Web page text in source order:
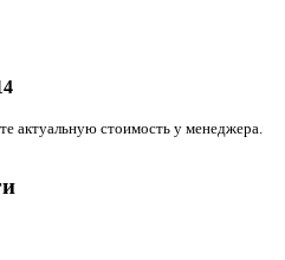
актуальную стоимость у менеджера.